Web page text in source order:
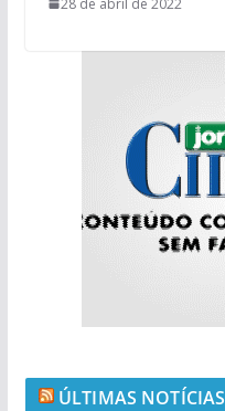
ÚLTIMAS NOTÍCIAS